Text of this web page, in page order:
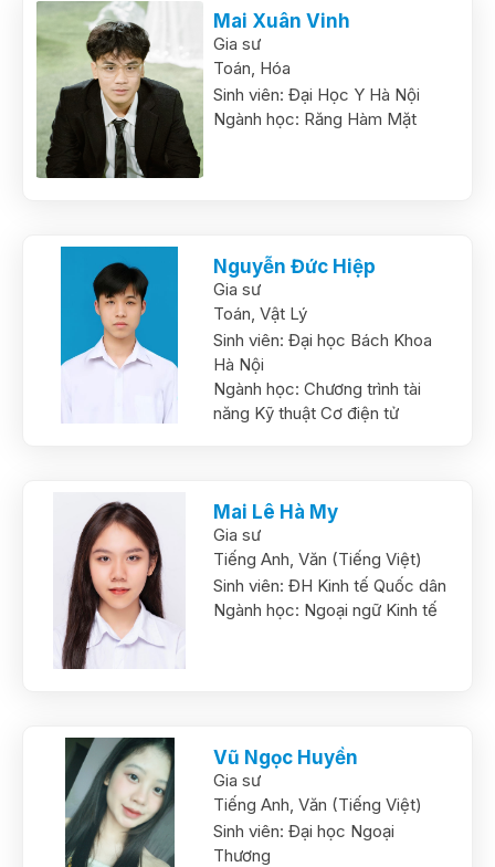
Mai Xuân Vinh
Gia sư
Toán, Hóa
Sinh viên: Đại Học Y Hà Nội
Ngành học: Răng Hàm Mặt
Nguyễn Đức Hiệp
Gia sư
Toán,Vật Lý
Sinh viên: Đại học Bách Khoa
Hà Nội
Ngành học: Chương trình tài
năng Kỹ thuật Cơ điện tử
Mai Lê Hà My
Gia sư
Tiếng Anh,Văn (Tiếng Việt)
Sinh viên: ĐH Kinh tế Quốc dân
Ngành học: Ngoại ngữ Kinh tế
Vũ Ngọc Huyền
Gia sư
Tiếng Anh,Văn (Tiếng Việt)
Sinh viên: Đại học Ngoại
Thương